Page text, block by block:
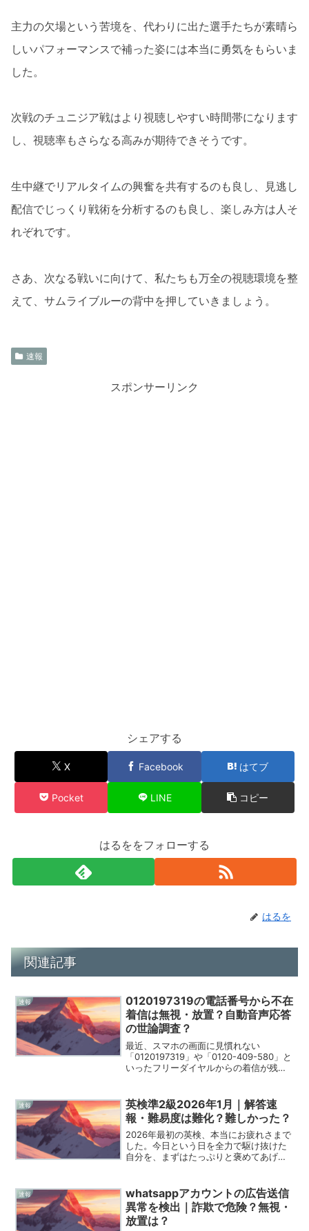
主力の欠場という苦境を、代わりに出た選手たちが素晴ら
しいパフォーマンスで補った姿には本当に勇気をもらいま
した。
次戦のチュニジア戦はより視聴しやすい時間帯になります
し、視聴率もさらなる高みが期待できそうです。
生中継でリアルタイムの興奮を共有するのも良し、見逃し
配信でじっくり戦術を分析するのも良し、楽しみ方は人そ
れぞれです。
さあ、次なる戦いに向けて、私たちも万全の視聴環境を整
えて、サムライブルーの背中を押していきましょう。
速報
スポンサーリンク
シェアする
X Facebook はてブ
Pocket LINE コピー
はるををフォローする
はるを
関連記事
速報
0120197319の電話番号から不在
着信は無視・放置？自動音声応答
の世論調査？
最近、スマホの画面に見慣れない
「0120197319」や「0120-409-580」と
いったフリーダイヤルからの着信が残っ
った今でも、私たちの平穏な時間を邪魔
するよ...
速報
英検準2級2026年1月｜解答速
報・難易度は難化？難しかった？
2026年最初の英検、本当にお疲れさまで
した。今日という日を全力で駆け抜けた
自分を、まずはたっぷりと褒めてあげて
かな」という小さな不安が混ざり合う気
持ち、私にも痛いほど...
速報
whatsappアカウントの広告送信
異常を検出｜詐欺で危険？無視・
放置は？